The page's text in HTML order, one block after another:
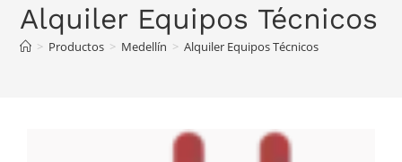
Venta
Alquiler Equipos Técnicos
> Productos > Medellín > Alquiler Equipos Técnicos